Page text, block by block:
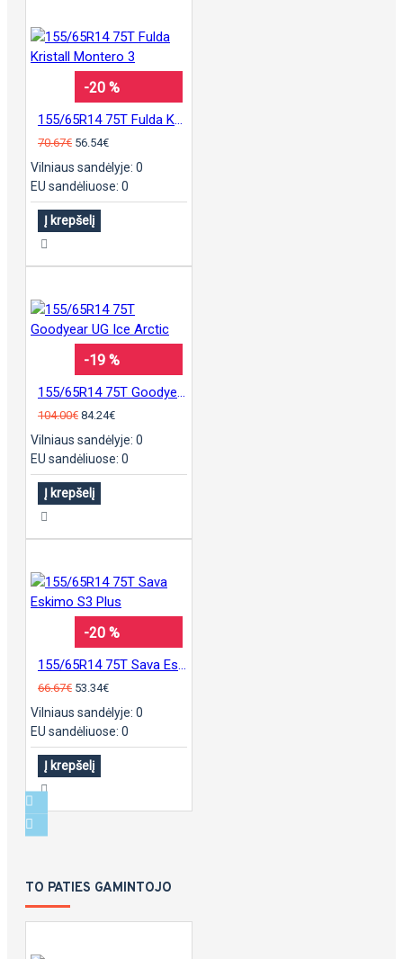
-20 %
70.67€ 56.54€
Vilniaus sandėlyje: 0
EU sandėliuose: 0
Į krepšelį
-19 %
104.00€ 84.24€
Vilniaus sandėlyje: 0
EU sandėliuose: 0
Į krepšelį
-20 %
66.67€ 53.34€
Vilniaus sandėlyje: 0
EU sandėliuose: 0
Į krepšelį
TO PATIES GAMINTOJO